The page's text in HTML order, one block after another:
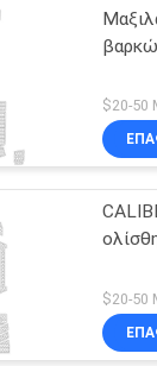
$20-50
$20-50